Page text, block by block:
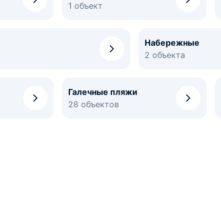
1 объект
Набережные
2 объекта
Галечные пляжи
28 объектов